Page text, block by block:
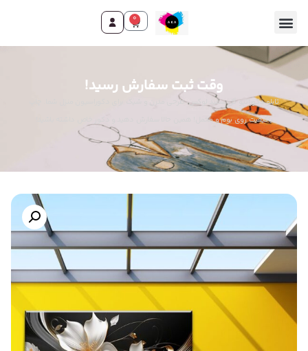
0
وقت ثبت سفارش رسید!
تابلو دکوراتیو گل سفید لوکس، طرحی مدرن و شیک برای دکوراسیون منزل شما. چاپ
باکیفیت روی بوم و مخمل! همین حالا سفارش دهید و دکور خاص داشته باشید!